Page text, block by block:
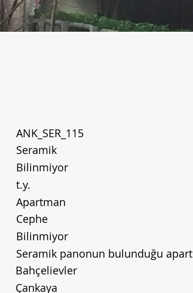
ANK_SER_115
Seramik
Bilinmiyor
t.y.
Apartman
Cephe
Bilinmiyor
Seramik panonun bulunduğu
Bahçelievler
Çankaya